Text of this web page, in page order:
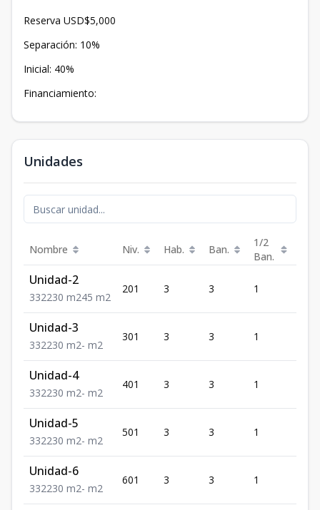
Reserva USD$5,000
Separación: 10%
Inicial: 40%
Financiamiento:
Unidades
Nombre Niv. Hab. Ban.
1/2
Ban.
Unidad-2
332230 m245 m2
201 3 3 1
Unidad-3
332230 m2- m2
301 3 3 1
Unidad-4
332230 m2- m2
401 3 3 1
Unidad-5
332230 m2- m2
501 3 3 1
Unidad-6
332230 m2- m2
601 3 3 1